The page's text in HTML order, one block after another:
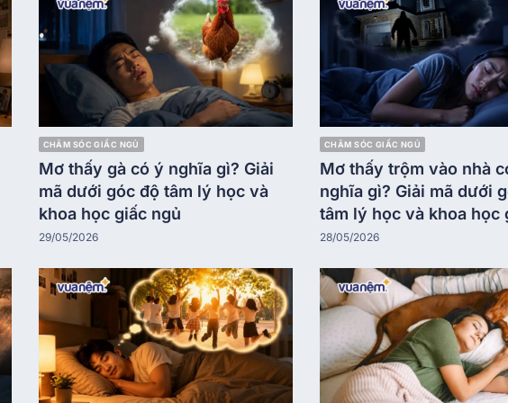
CHĂM SÓC GIẤC NGỦ
Mơ thấy gà có ý nghĩa gì? Giải
mã dưới góc độ tâm lý học và
khoa học giấc ngủ
29/05/2026
CHĂM SÓC GIẤC NGỦ
Mơ thấy trộm vào nhà
nghĩa gì? Giải mã dưới
tâm lý học và khoa học
28/05/2026